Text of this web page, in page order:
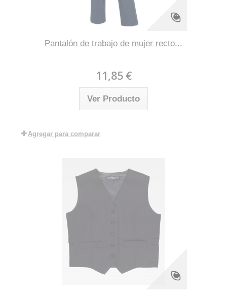
Pantalón de trabajo de mujer recto...
11,85 €
Ver Producto
Agregar para comparar